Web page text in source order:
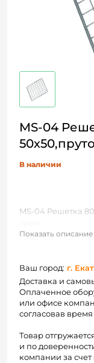
MS-04
В наличии
MS-04 Решетка
Показать описание
Ваш город: г.
Доставка и
Оплаченное
или офисе
согласовав время
Товар
и по
компании за счет